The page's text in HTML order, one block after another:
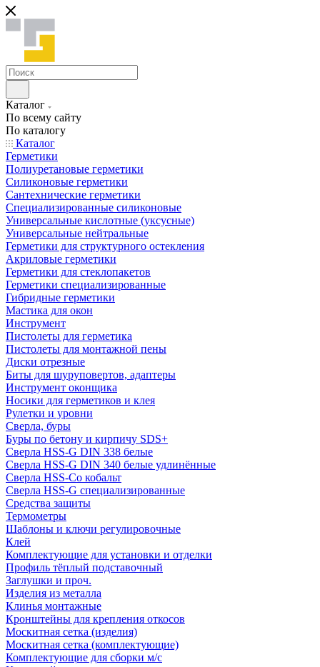
Каталог
По всему сайту
По каталогу
Каталог
Герметики
Полиуретановые герметики
Силиконовые герметики
Сантехнические герметики
Специализированные силиконовые
Универсальные кислотные (уксусные)
Универсальные нейтральные
Герметики для структурного остекления
Акриловые герметики
Герметики для стеклопакетов
Герметики специализированные
Гибридные герметики
Мастика для окон
Инструмент
Пистолеты для герметика
Пистолеты для монтажной пены
Диски отрезные
Биты для шуруповертов, адаптеры
Инструмент оконщика
Носики для герметиков и клея
Рулетки и уровни
Сверла, буры
Буры по бетону и кирпичу SDS+
Сверла HSS-G DIN 338 белые
Сверла HSS-G DIN 340 белые удлинённые
Сверла HSS-Co кобальт
Сверла HSS-G специализированные
Средства защиты
Термометры
Шаблоны и ключи регулировочные
Клей
Комплектующие для установки и отделки
Профиль тёплый подставочный
Заглушки и проч.
Изделия из металла
Клинья монтажные
Кронштейны для крепления откосов
Москитная сетка (изделия)
Москитная сетка (комплектующие)
Комплектующие для сборки м/с